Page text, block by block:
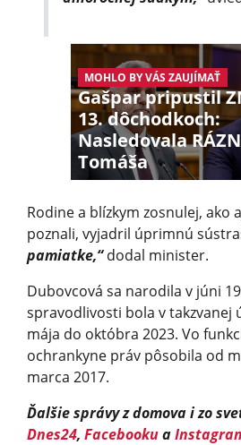
MOHLO BY VÁS ZAUJÍMAŤ
Gašpar pripustil
13. dôchodkoch:
Nasledovala
Tomáša
Rodine a blízkym zosnulej, ako
poznali, vyjadril úprimnú
pamiatke,“dodal minister.
Dubovcová sa narodila v júni
spravodlivosti bola v takzvanej
mája do októbra 2023. Vo
ochrankyne práv pôsobila od
marca 2017.
Ďalšie správy z domova i zo
Dnes24, Facebookua